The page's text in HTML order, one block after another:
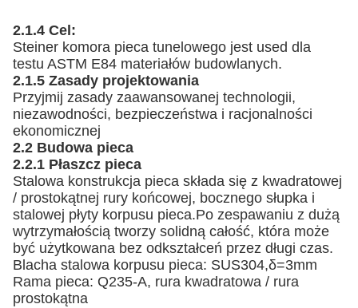
2.1.4 Cel :
Steiner komora pieca tunelowego jest used dla
testu ASTM E84 materiałów budowlanych.
2.1.5 Zasady projektowania
Przyjmij zasady zaawansowanej technologii,
niezawodności, bezpieczeństwa i racjonalności
ekonomicznej
2.2 Budowa pieca
2.2.1 Płaszcz pieca
Stalowa konstrukcja pieca składa się z kwadratowej
/ prostokątnej rury końcowej, bocznego słupka i
stalowej płyty korpusu pieca.Po zespawaniu z dużą
wytrzymałością tworzy solidną całość, która może
być użytkowana bez odkształceń przez długi czas.
Blacha stalowa korpusu pieca: SUS304,δ=3mm
Rama pieca: Q235-A, rura kwadratowa / rura
prostokątna